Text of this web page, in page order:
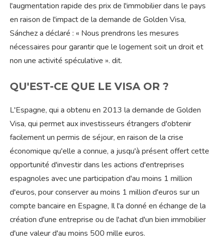
l'augmentation rapide des prix de l'immobilier dans le pays
en raison de l'impact de la demande de Golden Visa,
Sánchez a déclaré : « Nous prendrons les mesures
nécessaires pour garantir que le logement soit un droit et
non une activité spéculative ». dit.
QU'EST-CE QUE LE VISA OR ?
L'Espagne, qui a obtenu en 2013 la demande de Golden
Visa, qui permet aux investisseurs étrangers d'obtenir
facilement un permis de séjour, en raison de la crise
économique qu'elle a connue, a jusqu'à présent offert cette
opportunité d'investir dans les actions d'entreprises
espagnoles avec une participation d'au moins 1 million
d'euros, pour conserver au moins 1 million d'euros sur un
compte bancaire en Espagne, Il l'a donné en échange de la
création d'une entreprise ou de l'achat d'un bien immobilier
d'une valeur d'au moins 500 mille euros.